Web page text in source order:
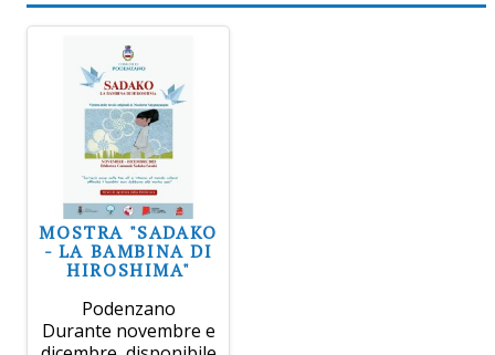
MOSTRA "SADAKO
- LA BAMBINA DI
HIROSHIMA"
Podenzano
Durante novembre e